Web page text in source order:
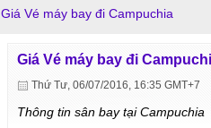
Giá Vé máy bay đi Campuchia
Giá Vé máy bay đi
Thứ Tư, 06/07/2016, 16:35 GMT+7
Thông tin sân bay tại Campuchia